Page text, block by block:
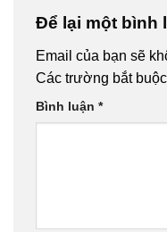
Để lại một bình
Email của bạn sẽ
Các trường bắt
Bình luận *